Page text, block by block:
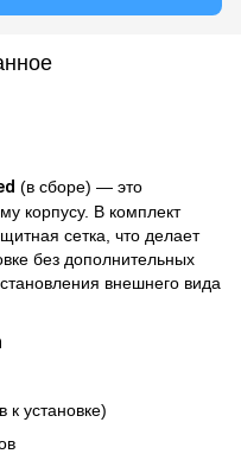
(в сборе) — это
корпусу. В комплект
сетка, что делает
без дополнительных
внешнего вида
к установке)